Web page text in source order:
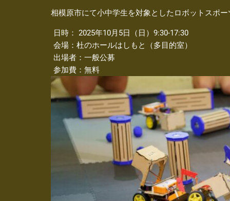
相模原市にて小中学生を対象としたロボットスポ
日時： 2025年10月5日（日）9:30-17:30
会場：杜のホールはしもと（多目的室）
出場者：一般公募
参加費：無料